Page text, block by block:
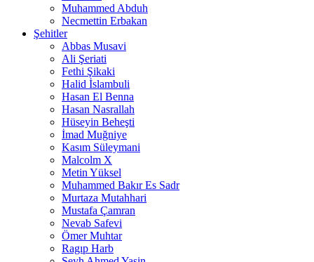
Muhammed Abduh
Necmettin Erbakan
Şehitler
Abbas Musavi
Ali Şeriati
Fethi Şikaki
Halid İslambuli
Hasan El Benna
Hasan Nasrallah
Hüseyin Beheşti
İmad Muğniye
Kasım Süleymani
Malcolm X
Metin Yüksel
Muhammed Bakır Es Sadr
Murtaza Mutahhari
Mustafa Çamran
Nevab Safevi
Ömer Muhtar
Ragıp Harb